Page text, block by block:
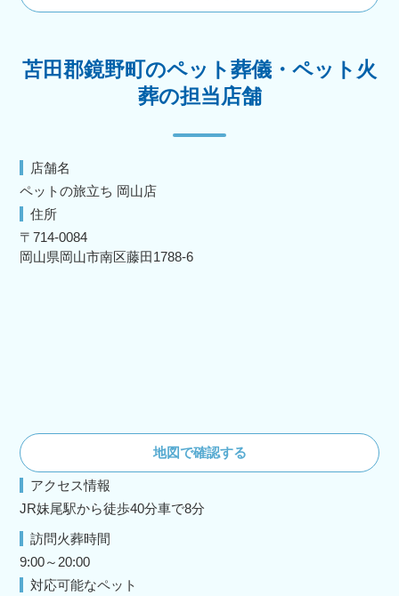
苫田郡鏡野町のペット葬儀・ペット火
葬の担当店舗
店舗名
ペットの旅立ち 岡山店
住所
〒714-0084
岡山県岡山市南区藤田1788-6
地図で確認する
アクセス情報
JR妹尾駅から徒歩40分車で8分
訪問火葬時間
9:00～20:00
対応可能なペット